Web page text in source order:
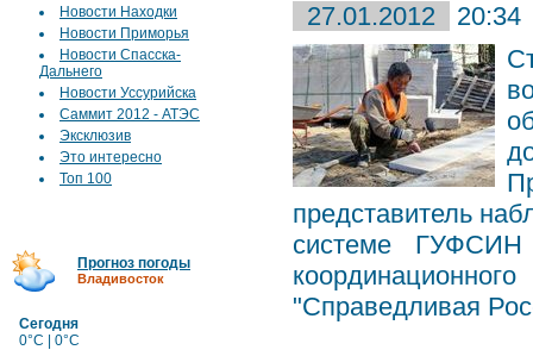
Новости Находки
Новости Приморья
Новости Спасска-
Дальнего
Новости Уссурийска
Саммит 2012 - АТЭС
Эксклюзив
Это интересно
Топ 100
Прогноз погоды
Владивосток
Сегодня
0°C | 0°C
27.01.2012
20:34
представитель
системе
"Справедливая